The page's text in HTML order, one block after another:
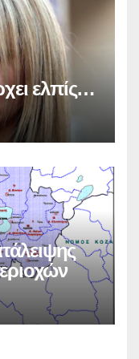
ελπίς…